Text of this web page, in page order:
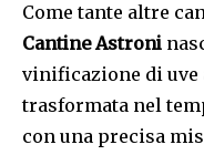
Come tante altre
Cantine Astroni
vinificazione di
trasformata nel
con una precisa